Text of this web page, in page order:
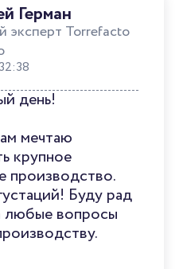
Герман
эксперт Torrefacto
день!
мечтаю
крупное
производство.
Буду рад
любые вопросы